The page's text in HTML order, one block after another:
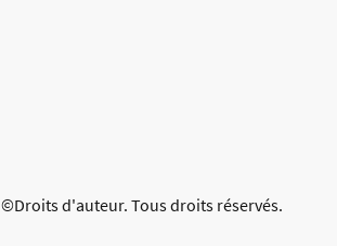
©Droits d'auteur. Tous droits réservés.